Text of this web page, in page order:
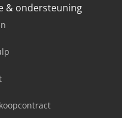
& ondersteuning